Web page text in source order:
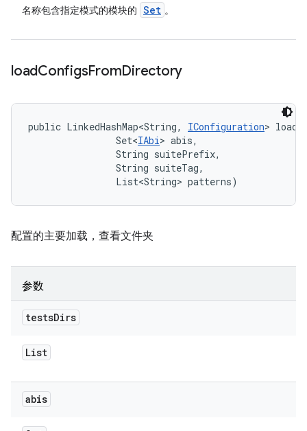
名称包含指定模式的模块的 Set 。
loadConfigsFromDirectory
public LinkedHashMap<String, IConfiguration>
                Set<
IAbi> abis,
                String suitePrefix,
                String suiteTag,
                List<String> patterns)
配置的主要加载，查看文件夹
参数
testsDirs
List
abis